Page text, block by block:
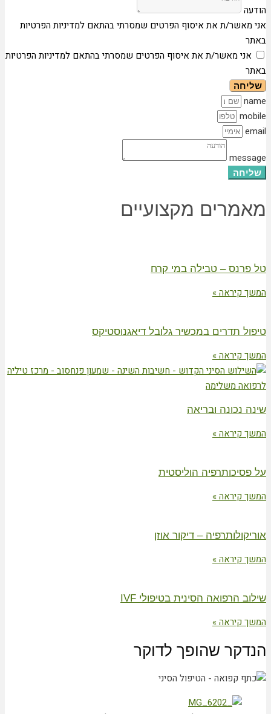
הודעה
אני מאשר/ת את איסוף הפרטים שמסרתי בהתאם למדיניות הפרטיות
באתר
אני מאשר/ת את איסוף הפרטים שמסרתי בהתאם למדיניות הפרטיות
באתר
שליחה
name
mobile
email
message
שליחה
מאמרים מקצועיים
טל פרנס – טבילה במי קרח
המשך קיראה »
טיפול תדרים במכשיר גלובל דיאגנוסטיקס
המשך קיראה »
שינה נכונה ובריאה
המשך קיראה »
על פסיכותרפיה הוליסטית
המשך קיראה »
אוריקולותרפיה – דיקור אוזן
המשך קיראה »
שילוב הרפואה הסינית בטיפולי IVF
המשך קיראה »
הנדקר שהופך לדוקר